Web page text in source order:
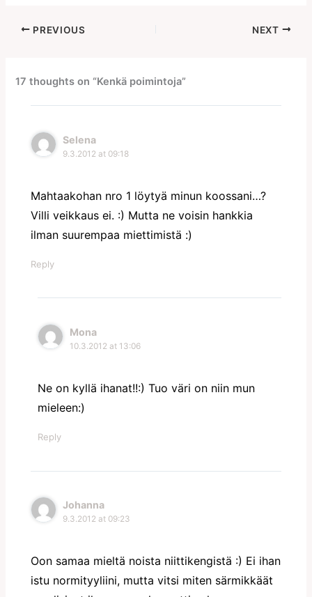
PREVIOUS NEXT
17 thoughts on “Kenkä poimintoja”
Selena
9.3.2012 at 09:18
Mahtaakohan nro 1 löytyä minun koossani…?
Villi veikkaus ei. :) Mutta ne voisin hankkia
ilman suurempaa miettimistä :)
Reply
Mona
10.3.2012 at 13:06
Ne on kyllä ihanat!!:) Tuo väri on niin mun
mieleen:)
Reply
Johanna
9.3.2012 at 09:23
Oon samaa mieltä noista niittikengistä :) Ei ihan
istu normityyliini, mutta vitsi miten särmikkäät